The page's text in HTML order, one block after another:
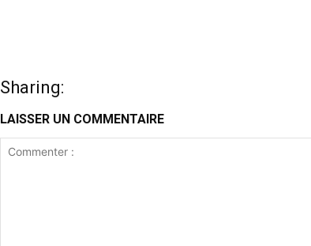
Sharing:
LAISSER UN COMMENTAIRE